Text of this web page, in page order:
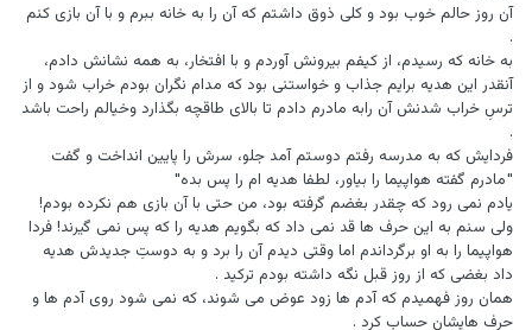
آن روز حالم خوب بود و کلی ذوق داشتم که آن را به خانه ببرم و با آن بازی کنم
به خانه که رسیدم، از کیفم بیرونش آوردم و با افتخار، به همه نشانش دادم،
آنقدر این هدیه برایم جذاب و خواستنی بود که مدام نگران بودم خراب شود و از
ترسِ خراب شدنش آن رابه مادرم دادم تا بالای طاقچه بگذارد وخیالم راحت باشد
فردایش که به مدرسه رفتم دوستم آمد جلو، سرش را پایین انداخت و گفت
"مادرم گفته هواپیما را بیاور، لطفا هدیه ام را پس بده"
یادم نمی رود که چقدر بغضم گرفته بود، من حتی با آن بازی هم نکرده بودم!
ولی سنم به این حرف ها قد نمی داد که بگویم هدیه را که پس نمی گیرند! فردا
هواپیما را به او برگرداندم اما وقتی دیدم آن را برد و به دوستِ جدیدش هدیه
داد بغضی که از روز قبل نگه داشته بودم ترکید .
همان روز فهمیدم که آدم ها زود عوض می شوند، که نمی شود روی آدم ها و
حرف هایشان حساب کرد .